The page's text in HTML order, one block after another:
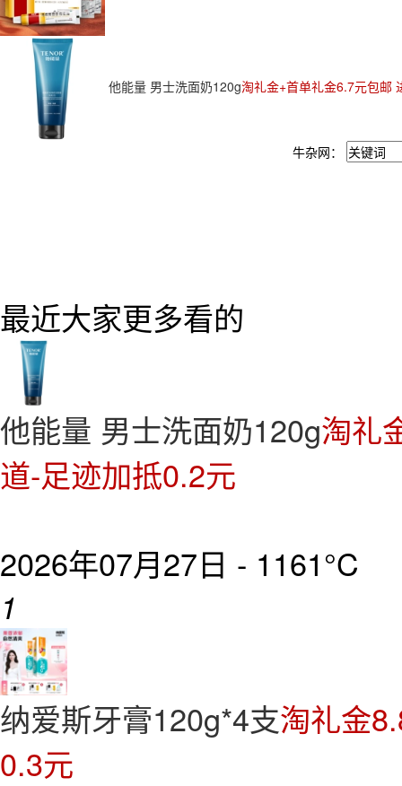
他能量 男士洗面奶120g淘礼金+首单礼金6.7元包邮
牛杂网：
最近大家更多看的
他能量 男士洗面奶120g淘礼
道-足迹加抵0.2元
2026年07月27日 - 1161°C
1
纳爱斯牙膏120g*4支淘礼金
0.3元